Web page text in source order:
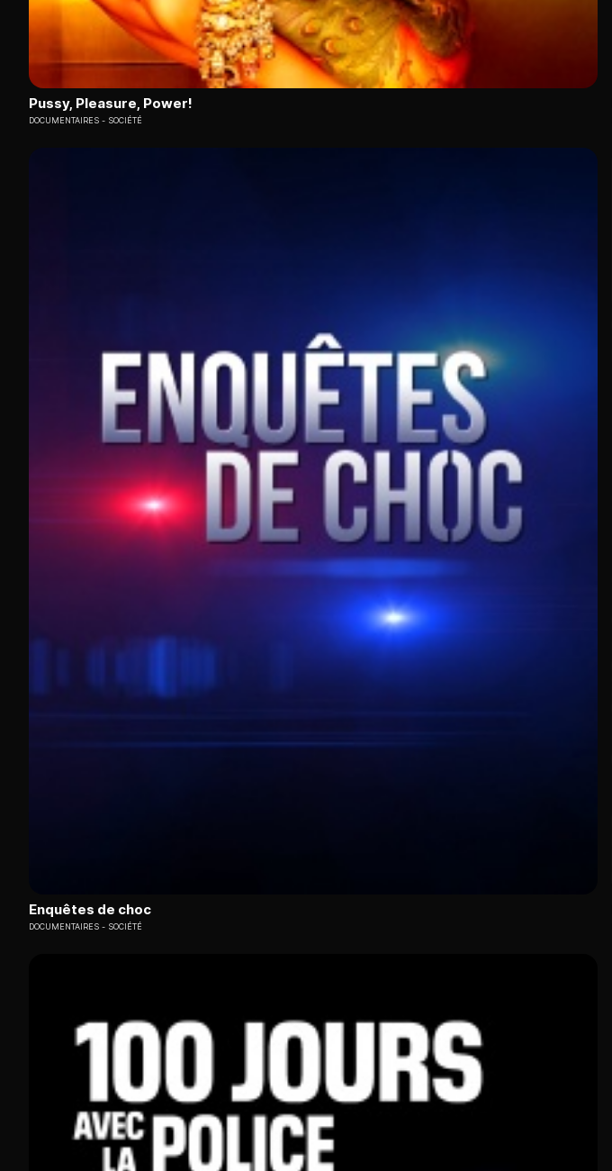
Pussy, Pleasure, Power!
DOCUMENTAIRES SOCIÉTÉ
Enquêtes de choc
DOCUMENTAIRES SOCIÉTÉ